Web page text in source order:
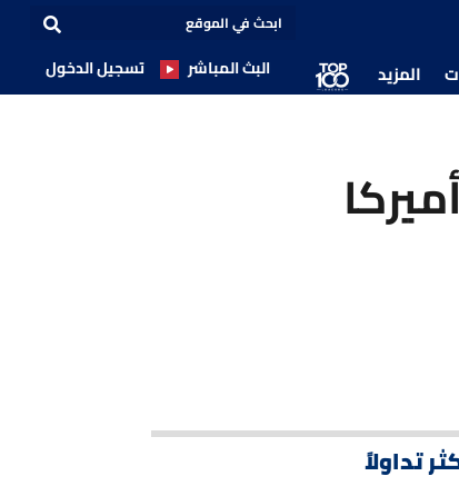
المزيد البث المباشر تسجيل الدخول
تداولاً